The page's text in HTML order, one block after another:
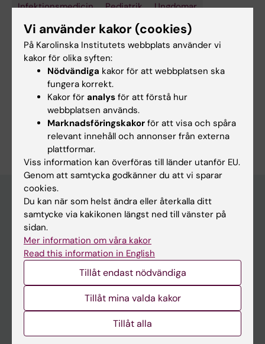
Infektionsmedicin
Pediatrik Ungdomar
Sidan uppdaterad:2026-06-11
Huvudmeny
Utbildning
Forskarutbildning
På gång
Vi använder kakor (cookies)
På Karolinska Institutets webbplats använder vi
kakor för olika syften:
Nödvändiga kakor för att webbplatsen ska
fungera korrekt.
Kakor för analys för att förstå hur
webbplatsen används.
Marknadsföringskakor för att visa och spåra
relevant innehåll och annonser från externa
plattformar.
Viss information kan överföras till länder utanför EU.
Genom att samtycka godkänner du att vi sparar
cookies.
Du kan när som helst ändra eller återkalla ditt
samtycke via kakikonen längst ned till vänster på
sidan.
Mer information om våra kakor
Read this information in English
Tillåt endast nödvändiga
Tillåt mina valda kakor
Tillåt alla